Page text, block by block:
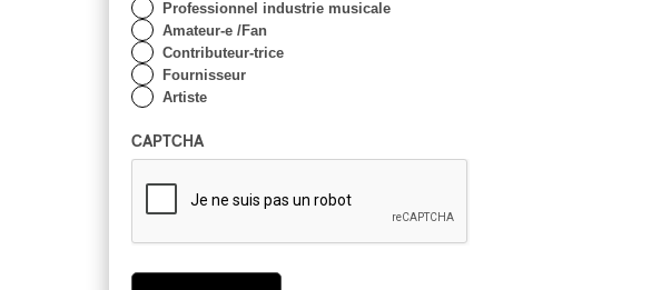
PAN M 360
Quelles sont les différences entre
pourDéluge
(album instrumental), qui sont
composé avec elles ?
: Il n’y en a quasiment aucune. Je ne
moins des artistes avec lesquels je vais
exemple avec le rappeur Grems présent sur bon
Imposture, l’un d’entre eux. J’ai une relation
Professionnel industrie musicale
Amateur-e /Fan
Contributeur-trice
Fournisseur
Artiste
CAPTCHA